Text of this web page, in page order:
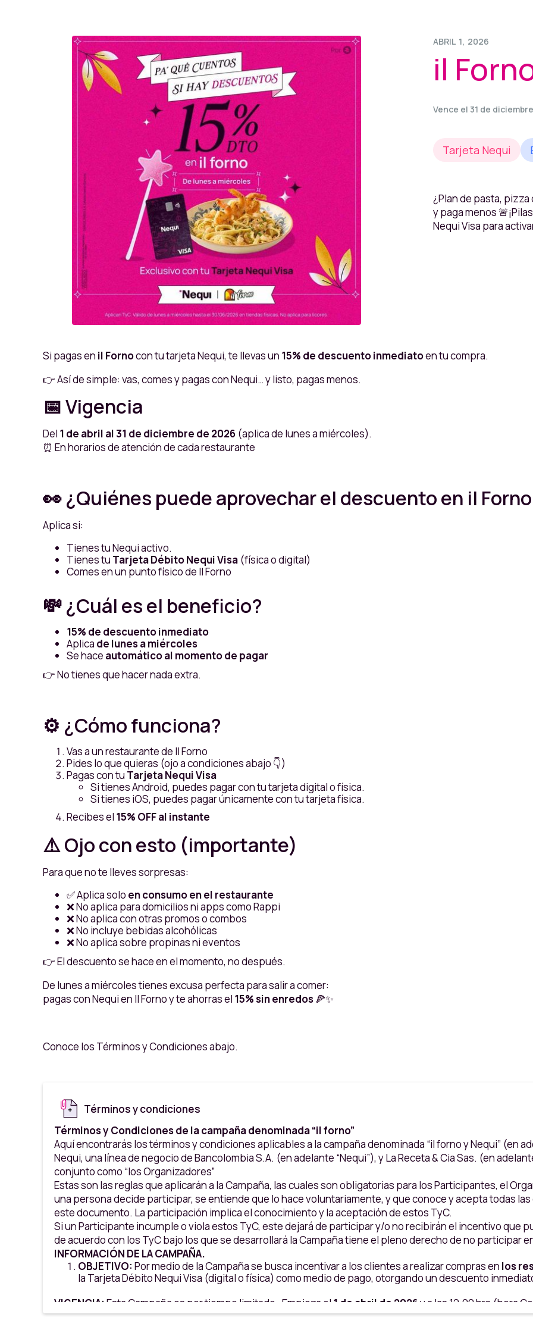
ABRIL 1, 2026
il
Vence el 31 de
Tarjeta Nequi
¿Plan de pasta,
y paga menos
Nequi Visa para
Si pagas en il Fornocon tu tarjeta Nequi, te llevas un 15% de descuento inmediatoen tu compra.
👉 Así de simple: vas, comes y pagas con Nequi… y listo, pagas menos.
📅 Vigencia
Del 1 de abril al 31 de diciembre de 2026 (aplica de lunes a miércoles).
⏰ En horarios de atención de cada restaurante
👀 ¿Quiénes puede aprovechar el descuento en il
Aplica si:
Tienes tu Nequi activo.
Tienes tu Tarjeta Débito Nequi Visa (física o digital)
Comes en un punto físico de Il Forno
💸 ¿Cuál es el beneficio?
15% de descuento inmediato
Aplica de lunes a miércoles
Se hace automático al momento de pagar
👉 No tienes que hacer nada extra.
⚙️ ¿Cómo funciona?
Vas a un restaurante de Il Forno
Pides lo que quieras (ojo a condiciones abajo 👇)
Pagas con tu Tarjeta Nequi Visa
Si tienes Android, puedes pagar con tu tarjeta digital o física.
Si tienes iOS, puedes pagar únicamente con tu tarjeta física.
Recibes el 15% OFF al instante
⚠️ Ojo con esto (importante)
Para que no te lleves sorpresas:
✅ Aplica solo en consumo en el restaurante
❌ No aplica para domicilios ni apps como Rappi
❌ No aplica con otras promos o combos
❌ No incluye bebidas alcohólicas
❌ No aplica sobre propinas ni eventos
👉 El descuento se hace en el momento, no después.
De lunes a miércoles tienes excusa perfecta para salir a comer:
pagas con Nequi en Il Forno y te ahorras el 15% sin enredos 🍕✨
Conoce los Términos y Condiciones abajo.
Términos y condiciones
Términos y Condiciones de la campaña denominada “il forno”
Aquí encontrarás los términos y condiciones aplicables a la campaña denominada “il forno y Nequi” (en
Nequi, una línea de negocio de Bancolombia S.A. (en adelante “Nequi”), y La Receta & Cia Sas. (en
conjunto como “los Organizadores”
Estas son las reglas que aplicarán a la Campaña, las cuales son obligatorias para los Participantes, el
una persona decide participar, se entiende que lo hace voluntariamente, y que conoce y acepta todas
este documento. La participación implica el conocimiento y la aceptación de estos TyC.
Si un Participante incumple o viola estos TyC, este dejará de participar y/o no recibirán el incentivo que
de acuerdo con los TyC bajo los que se desarrollará la Campaña tiene el pleno derecho de no participar
INFORMACIÓN DE LA CAMPAÑA.
OBJETIVO: Por medio de la Campaña se busca incentivar a los clientes a realizar compras en los
la Tarjeta Débito Nequi Visa (digital o física) como medio de pago, otorgando un descuento
VIGENCIA: Esta Campaña es por tiempo limitado. Empieza el 1 de abril de 2026y a las 12:00 hrs (hora
a las 21:00 hrs (hora Colombia). Revisar horarios de atención de cada punto de venta